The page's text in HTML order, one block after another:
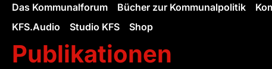
Das Kommunalforum Bücher zur Kommunalpolitik
KFS.Audio
Studio KFS Shop
Publikationen